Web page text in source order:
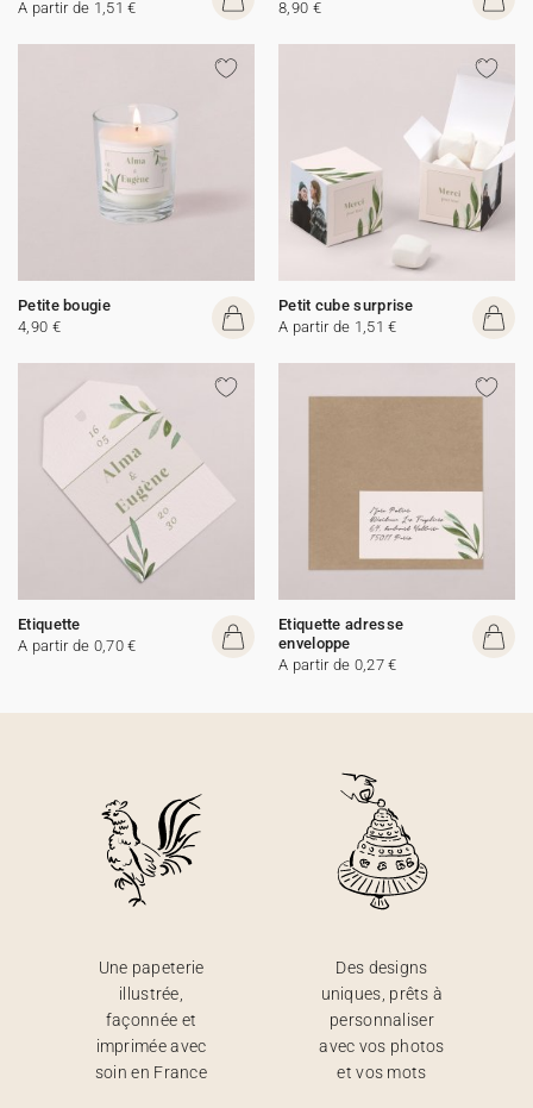
A partir de 1,51 €
8,90 €
Petite bougie
4,90 €
Petit cube surprise
A partir de 1,51 €
Etiquette
A partir de 0,70 €
Etiquette adresse
enveloppe
A partir de 0,27 €
Une papeterie
illustrée,
façonnée et
imprimée avec
soin en France
Des designs
uniques, prêts à
personnaliser
avec vos photos
et vos mots